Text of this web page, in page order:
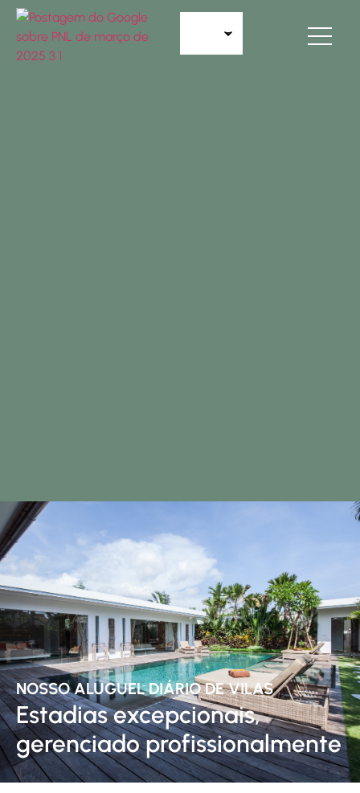
NOSSO ALUGUEL DIÁRIO DE VILAS
Estadias excepcionais,
gerenciado profissionalmente